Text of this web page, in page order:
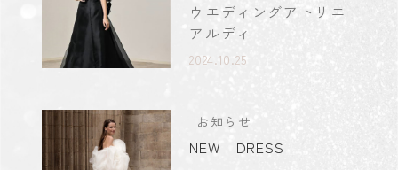
ウエディングアトリエ
アルディ
2024.10.25
お知らせ
NEW DRESS